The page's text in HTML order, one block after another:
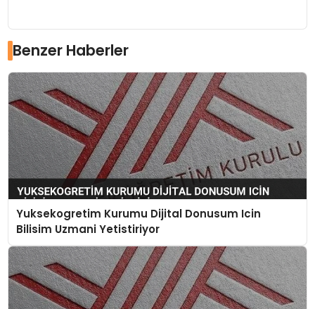
Benzer Haberler
Yuksekogretim Kurumu Dijital Donusum Icin
Bilisim Uzmani Yetistiriyor